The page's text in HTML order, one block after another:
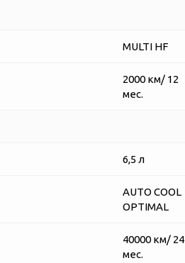
MULTI HF
2000 км/ 12
мес.
6,5 л
AUTO COOL
OPTIMAL
40000 км/ 24
мес.